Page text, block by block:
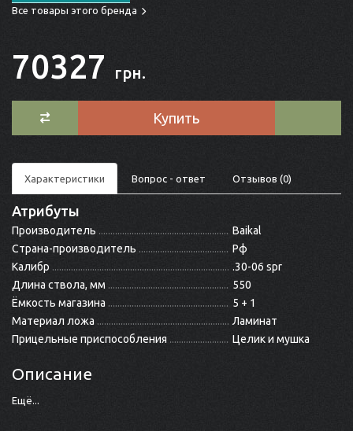
Все товары этого бренда
70327 грн.
Купить
Характеристики Вопрос - ответ Отзывов (0)
Атрибуты
Производитель
Baikal
Страна-производитель
Рф
Калибр
.30-06 spr
Длина ствола, мм
550
Ёмкость магазина
5 + 1
Материал ложа
Ламинат
Прицельные приспособления
Целик и мушка
Описание
Ещё...